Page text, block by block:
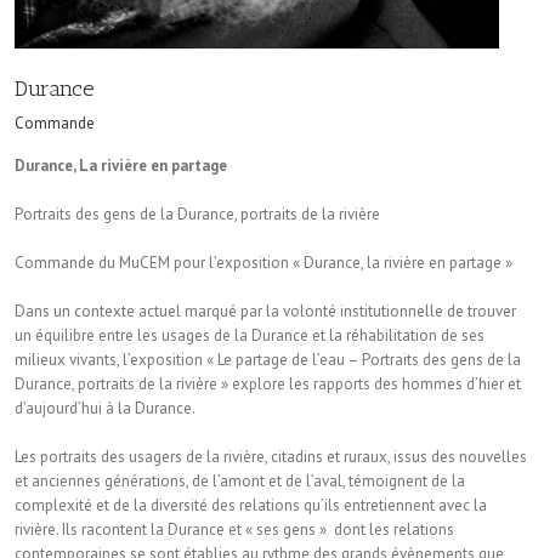
Durance
Commande
Durance, La rivière en partage
Portraits des gens de la Durance, portraits de la rivière
Commande du MuCEM pour l’exposition « Durance, la rivière en partage »
Dans un contexte actuel marqué par la volonté institutionnelle de trouver
un équilibre entre les usages de la Durance et la réhabilitation de ses
milieux vivants, l’exposition « Le partage de l’eau – Portraits des gens de la
Durance, portraits de la rivière » explore les rapports des hommes d’hier et
d’aujourd’hui à la Durance.
Les portraits des usagers de la rivière, citadins et ruraux, issus des nouvelles
et anciennes générations, de l’amont et de l’aval, témoignent de la
complexité et de la diversité des relations qu’ils entretiennent avec la
rivière. Ils racontent la Durance et « ses gens » dont les relations
contemporaines se sont établies au rythme des grands évènements que